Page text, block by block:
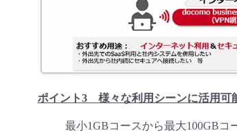
ポイント3 様々な利用シーンに活用可
最小1GBコースから最大100GBコ